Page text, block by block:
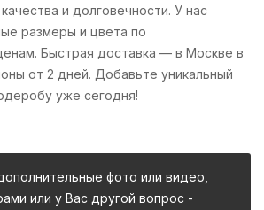
и долговечности. У нас
размеры и цвета по
Быстрая доставка — в Москве в
от 2 дней. Добавьте уникальный
уже сегодня!
фото или видео,
или у Вас другой вопрос -